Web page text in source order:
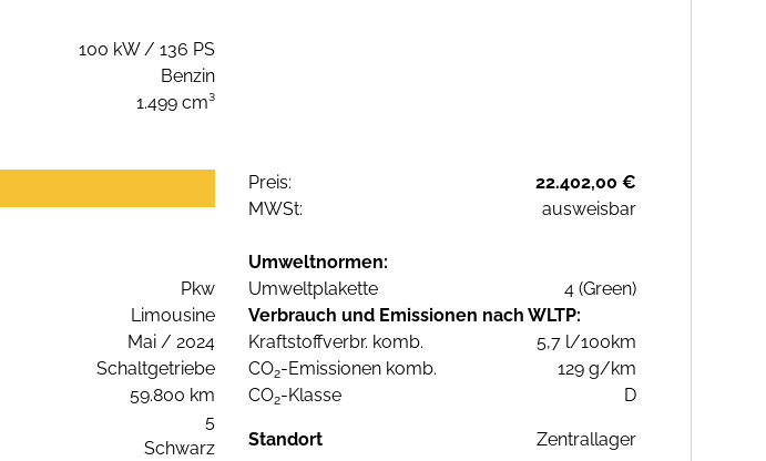
100 kW / 136 PS
Benzin
1.499 cm³
Preis:
22.402,00 €
MWSt:
ausweisbar
Pkw
Limousine
Mai / 2024
Schaltgetriebe
59.800 km
5
Schwarz
Umweltnormen:
Umweltplakette
4 (Green)
Verbrauch und Emissionen nach WLTP:
Kraftstoffverbr. komb.
5,7 l/100km
CO2-Emissionen komb.
129 g/km
CO2-Klasse D
Standort Zentrallager